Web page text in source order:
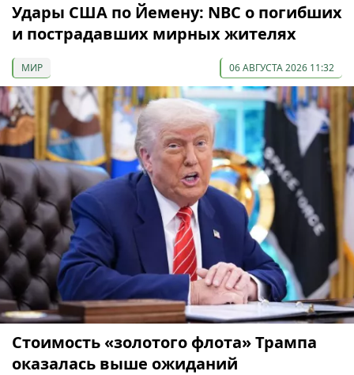
Удары США по Йемену: NBC о погибших
и пострадавших мирных жителях
МИР 06 АВГУСТА 2026 11:32
Стоимость «золотого флота» Трампа
оказалась выше ожиданий